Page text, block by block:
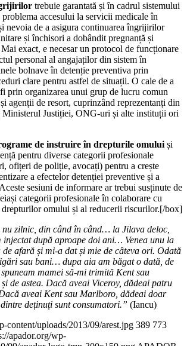
trebuie garantată și în cadrul sistemului
accesului la servicii medicale în
nevoia de a asigura continuarea îngrijirilor
și închisori a dobândit pregnanță și
exact, e necesar un protocol de funcționare
personal al angajaților din sistem în
bolnave în detenție preventiva prin
clare pentru astfel de situații. O cale de a
prin organizarea unui grup de lucru comun
agenții de resort, cuprinzând reprezentanți din
Justiției, ONG-uri și alte instituții ori
de instruire în drepturile omului și
pentru diverse categorii profesionale
ofițeri de poliție, avocați) pentru a crește
a efectelor detenției preventive și a
sesiuni de informare ar trebui susținute de
categorii profesionale în colaborare cu
omului și al reducerii riscurilor.[/box]
zilnic, din când în când… la Jilava deloc,
injectat după aproape doi ani… Venea unu la
afară și mi-a dat și mie de câteva ori. Odată
sau bani… dupa aia am băgat o dată, de
mamei să-mi trimită Kent sau
de astea. Dacă aveai Viceroy, dădeai patru
aveai Kent sau Marlboro, dădeai doar
de­ținuț­i sunt consumatori.” (Iancu)
content/uploads/2013/09/arest.jpg 389 773
apador.org/wp-